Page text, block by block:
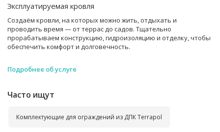
Эксплуатируемая кровля
Создаём кровли, на которых можно жить, отдыхать и
проводить время — от террас до садов. Тщательно
прорабатываем конструкцию, гидроизоляцию и отделку, чтобы
обеспечить комфорт и долговечность.
Подробнее об услуге
Часто ищут
Комплектующие для ограждений из ДПК Terrapol